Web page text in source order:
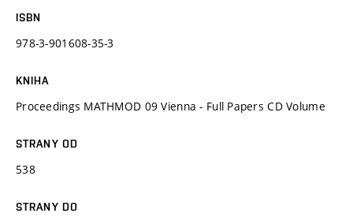
ISBN
978-3-901608-35-3
KNIHA
Proceedings MATHMOD 09 Vienna - Full Papers CD Volume
STRANY OD
538
STRANY DO